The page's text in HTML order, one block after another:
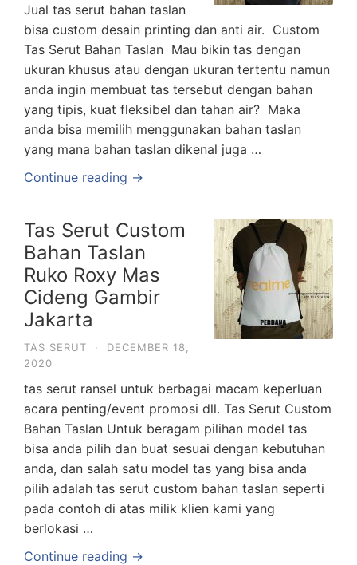
Jual tas serut bahan taslan
bisa custom desain printing dan anti air. Custom
Tas Serut Bahan Taslan Mau bikin tas dengan
ukuran khusus atau dengan ukuran tertentu namun
anda ingin membuat tas tersebut dengan bahan
yang tipis, kuat fleksibel dan tahan air? Maka
anda bisa memilih menggunakan bahan taslan
yang mana bahan taslan dikenal juga …
Continue reading →
Tas Serut Custom
Bahan Taslan
Ruko Roxy Mas
Cideng Gambir
Jakarta
TAS SERUT ·
DECEMBER 18,
2020
tas serut ransel untuk berbagai macam keperluan
acara penting/event promosi dll. Tas Serut Custom
Bahan Taslan Untuk beragam pilihan model tas
bisa anda pilih dan buat sesuai dengan kebutuhan
anda, dan salah satu model tas yang bisa anda
pilih adalah tas serut custom bahan taslan seperti
pada contoh di atas milik klien kami yang
berlokasi …
Continue reading →